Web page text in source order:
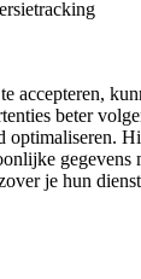
accepteren,
beter
optimaliseren.
gegevens
je hun